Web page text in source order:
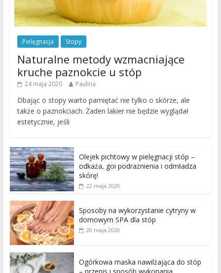
Pielęgnacja Stopy
Naturalne metody wzmacniające
kruche paznokcie u stóp
24 maja 2020 Paulina
Dbając o stopy warto pamiętać nie tylko o skórze, ale
także o paznokciach. Żaden lakier nie będzie wyglądał
estetycznie, jeśli
Olejek pichtowy w pielęgnacji stóp –
odkaża, goi podrażnienia i odmładza
skórę!
22 maja 2020
Sposoby na wykorzystanie cytryny w
domowym SPA dla stóp
20 maja 2020
Ogórkowa maska nawilżająca do stóp
– przepis i sposób wykonania